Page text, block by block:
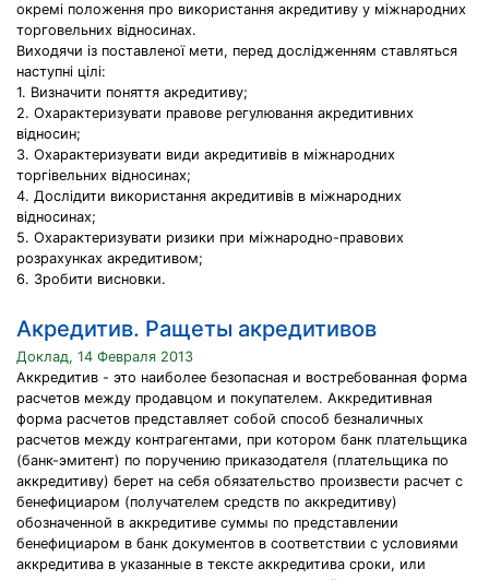
окремі положення про використання акредитиву у міжнародних
торговельних відносинах.
Виходячи із поставленої мети, перед дослідженням ставляться
наступні цілі:
1. Визначити поняття акредитиву;
2. Охарактеризувати правове регулювання акредитивних
відносин;
3. Охарактеризувати види акредитивів в міжнародних
торгівельних відносинах;
4. Дослідити використання акредитивів в міжнародних
відносинах;
5. Охарактеризувати ризики при міжнародно-правових
розрахунках акредитивом;
6. Зробити висновки.
Акредитив. Ращеты акредитивов
Доклад, 14 Февраля 2013
Аккредитив - это наиболее безопасная и востребованная форма
расчетов между продавцом и покупателем. Аккредитивная
форма расчетов представляет собой способ безналичных
расчетов между контрагентами, при котором банк плательщика
(банк-эмитент) по поручению приказодателя (плательщика по
аккредитиву) берет на себя обязательство произвести расчет с
бенефициаром (получателем средств по аккредитиву)
обозначенной в аккредитиве суммы по представлении
бенефициаром в банк документов в соответствии с условиями
аккредитива в указанные в тексте аккредитива сроки, или